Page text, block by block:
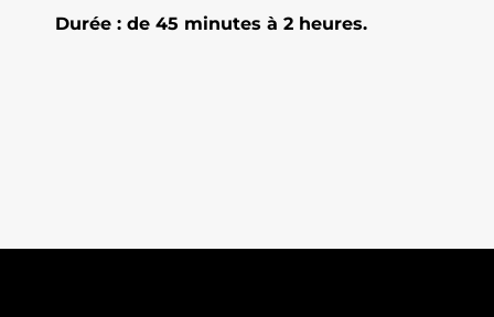
Durée : de 45 minutes à 2 heures.